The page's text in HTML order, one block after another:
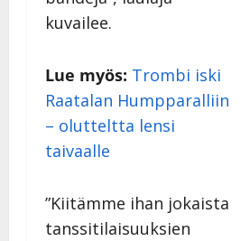
kuvailee.
Lue myös: Trombi iski
Raatalan Humpparalliin
– olutteltta lensi
taivaalle
”Kiitämme ihan jokaista
tanssitilaisuuksien